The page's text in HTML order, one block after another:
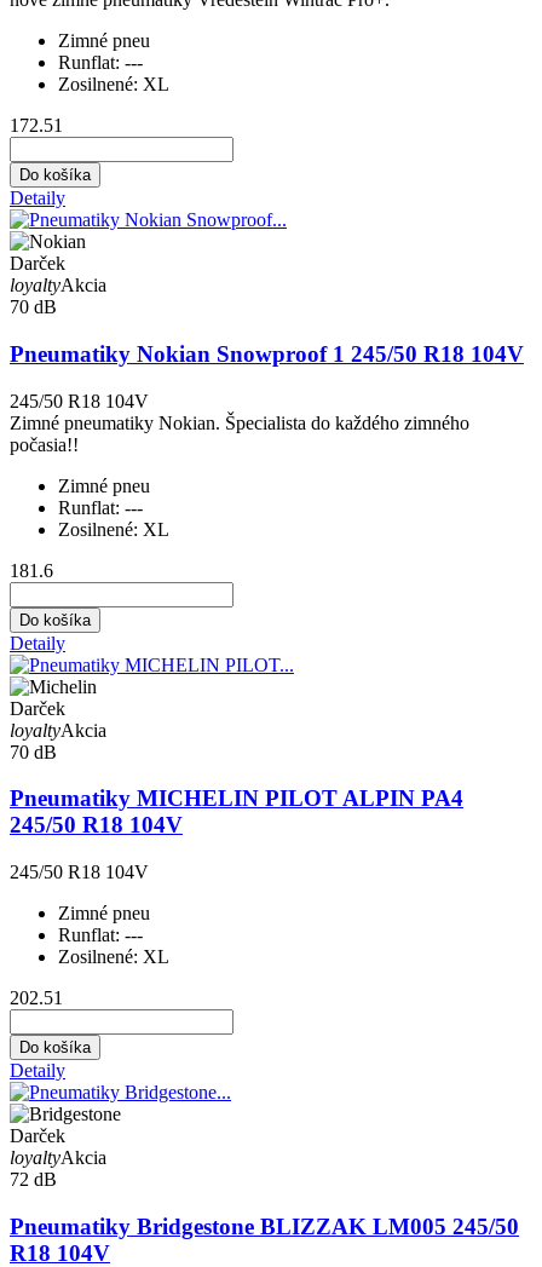
Zimné pneu
Runflat: ---
Zosilnené: XL
172.51
Do košíka
Detaily
Darček
loyaltyAkcia
70 dB
Pneumatiky Nokian Snowproof 1 245/50 R18 104V
245/50 R18 104V
Zimné pneumatiky Nokian. Špecialista do každého zimného
počasia!!
Zimné pneu
Runflat: ---
Zosilnené: XL
181.6
Do košíka
Detaily
Darček
loyaltyAkcia
70 dB
Pneumatiky MICHELIN PILOT ALPIN PA4
245/50 R18 104V
245/50 R18 104V
Zimné pneu
Runflat: ---
Zosilnené: XL
202.51
Do košíka
Detaily
Darček
loyaltyAkcia
72 dB
Pneumatiky Bridgestone BLIZZAK LM005 245/50
R18 104V